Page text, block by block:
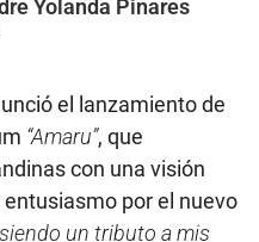
Yolanda Pinares
el lanzamiento de
“Amaru”, que
con una visión
por el nuevo
un tributo a mis